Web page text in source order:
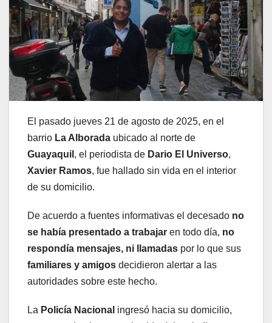
El pasado jueves 21 de agosto de 2025, en el
barrio La Alborada ubicado al norte de
Guayaquil , el periodista de Dario El Universo,
Xavier Ramos, fue hallado sin vida en el interior
de su domicilio.
De acuerdo a fuentes informativas el decesado no
se había presentado a trabajar en todo día, no
respondía mensajes, ni llamadas por lo que sus
familiares y amigos decidieron alertar a las
autoridades sobre este hecho.
La Policía Nacional ingresó hacia su domicilio,